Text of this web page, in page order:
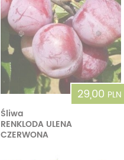
29,00 PLN
Śliwa
RENKLODA ULENA
CZERWONA